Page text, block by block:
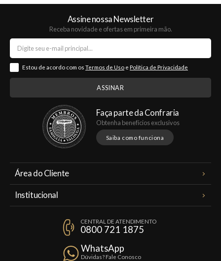
Assine nossa Newsletter
Receba novidade e ofertas em primeira mão.
Estou de acordo com os Termos de Uso e Política de Privacidade
Faça parte da Confraria
Obtenha benefícios exclusivos
Saiba como funciona
Área do Cliente
Institucional
Política de Privacidade
Trocas e Devoluções
CENTRAL DE ATENDIMENTO
0800 721 1875
WhatsApp
Dúvidas? Fale Conosco